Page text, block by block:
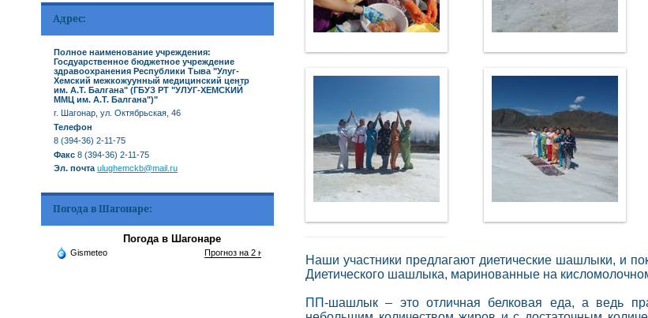
Адрес:
Полное наименование учреждения:
Госдуарственное бюджетное учреждение
здравоохранения Республики Тыва "Улуг-
Хемский межкожуунный медицинский центр
им. А.Т. Балгана" (ГБУЗ РТ "УЛУГ-ХЕМСКИЙ
ММЦ им. А.Т. Балгана")"
г. Шагонар, ул. Октябрьская, 46
Телефон
8 (394-36) 2-11-75
Факс 8 (394-36) 2-11-75
Эл. почта ulughemckb@mail.ru
Погода в Шагонаре:
Погода в Шагонаре
Gismeteo Прогноз на 2 недели
Наши участники предлагают диетические шашлыки, и
Диетического шашлыка, маринованные на
ПП-шашлык – это отличная белковая еда, а ведь